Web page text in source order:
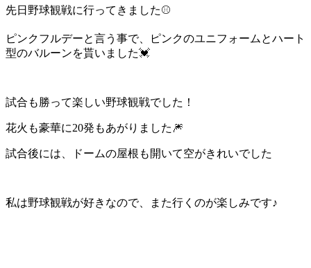
先日野球観戦に行ってきました⚾️
ピンクフルデーと言う事で、ピンクのユニフォームとハート
型のバルーンを貰いました💓
試合も勝って楽しい野球観戦でした！
花火も豪華に20発もあがりました🎆
試合後には、ドームの屋根も開いて空がきれいでした
私は野球観戦が好きなので、また行くのが楽しみです♪